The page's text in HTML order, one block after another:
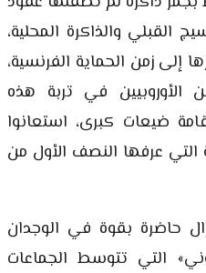
القبلي والذاكرة المحلية،
إلى زمن الحماية الفرنسية،
في تربة هذه
ضيعات كبرى، استعانوا
التي عرفها النصف الأول من
حاضرة بقوة في الوجدان
التي تتوسط الجماعات